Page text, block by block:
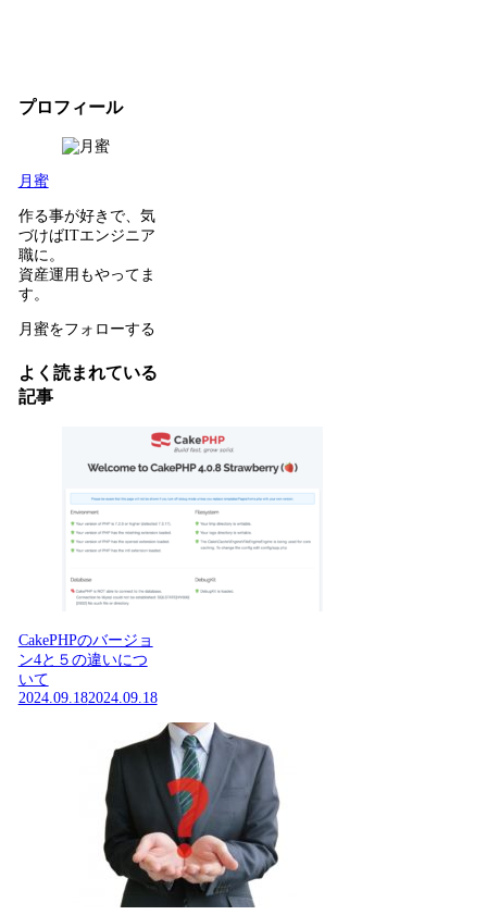
プロフィール
月蜜
作る事が好きで、気
づけばITエンジニア
職に。
資産運用もやってま
す。
月蜜をフォローする
よく読まれている
記事
CakePHPのバージョ
ン4と５の違いにつ
いて
2024.09.182024.09.18